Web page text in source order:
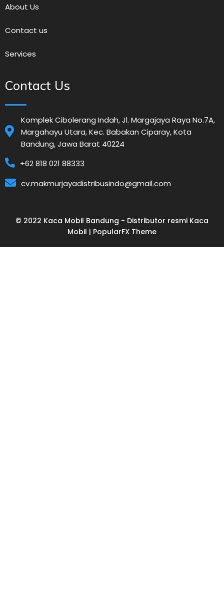
About Us
Contact us
Services
Contact Us
Komplek Cibolerang Indah, Jl. Margajaya Raya No.7A,
Margahayu Utara, Kec. Babakan Ciparay, Kota
Bandung, Jawa Barat 40224
+62 818 021 88333
cv.makmurjayadistribusindo@gmail.com
© 2022 Kaca Mobil Bandung - Distributor resmi Kaca
Mobil | PopularFX Theme